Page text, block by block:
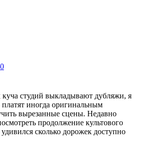
куча студий выкладывают дубляжи, я
иногда оригинальным
вырезанные сцены. Недавно
продолжение культового
сколько дорожек доступно